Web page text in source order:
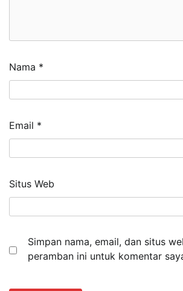
Nama *
Email *
Situs Web
Simpan nama, email, dan situs
peramban ini untuk komentar